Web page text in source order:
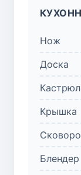
Нож
Доска
Крышка
Блендер